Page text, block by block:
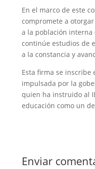
En el marco de este
compromete a
a la población interna
continúe estudios de
a la constancia y
Esta firma se inscribe
impulsada por la
quien ha instruido al
educación como un
Enviar